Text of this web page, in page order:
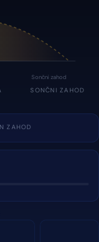
Sončni zahod
SONČNI ZAHOD
ZAHOD